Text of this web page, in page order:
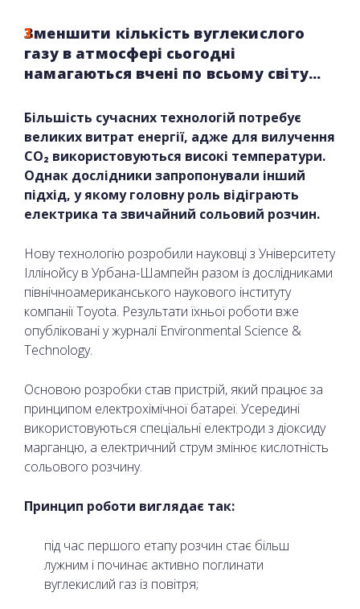
Зменшити кількість вуглекислого
газу в атмосфері сьогодні
намагаються вчені по всьому світу...
Більшість сучасних технологій потребує
великих витрат енергії, адже для вилучення
CO₂ використовуються високі температури.
Однак дослідники запропонували інший
підхід, у якому головну роль відіграють
електрика та звичайний сольовий розчин.
Нову технологію розробили науковці з Університету
Іллінойсу в Урбана-Шампейн разом із дослідниками
північноамериканського наукового інституту
компанії Toyota. Результати їхньої роботи вже
опубліковані у журналі Environmental Science &
Technology.
Основою розробки став пристрій, який працює за
принципом електрохімічної батареї. Усередині
використовуються спеціальні електроди з діоксиду
марганцю, а електричний струм змінює кислотність
сольового розчину.
Принцип роботи виглядає так:
під час першого етапу розчин стає більш
лужним і починає активно поглинати
вуглекислий газ із повітря;